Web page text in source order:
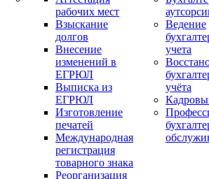
рабочих мест
Взыскание
долгов
Внесение
изменений в
ЕГРЮЛ
Выписка из
ЕГРЮЛ
Изготовление
печатей
Международная
регистрация
товарного знака
Реорганизация
Ведение
учета
учёта